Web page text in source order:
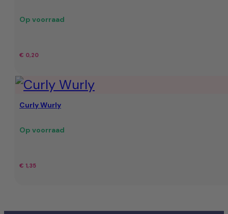
Op voorraad
€ 0,20
Curly Wurly
Op voorraad
€ 1,35